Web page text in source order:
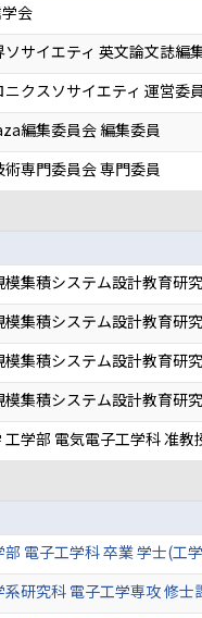
会
サイエティ 英文論文誌編
クスソサイエティ 運営委
編集委員会 編集委員
専門委員会 専門委員
模集積システム設計教育研
模集積システム設計教育研
模集積システム設計教育研
模集積システム設計教育研
学部 電気電子工学科 准教
電子工学科 卒業 学士(工
研究科 電子工学専攻 修士